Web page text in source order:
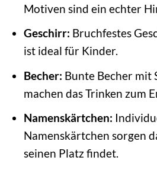
Motiven sind ein echter
Geschirr: Bruchfestes
ist ideal für Kinder.
Becher: Bunte Becher mit
machen das Trinken zum
Namenskärtchen:
Namenskärtchen sorgen
seinen Platz findet.